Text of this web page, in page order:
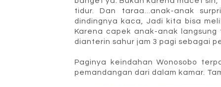
tidur. Dan taraa...anak-anak
dindingnya kaca, Jadi kita bisa
Karena capek anak-anak
dianterin sahur jam 3 pagi sebagai
Paginya keindahan Wonosobo
pemandangan dari dalam kamar.